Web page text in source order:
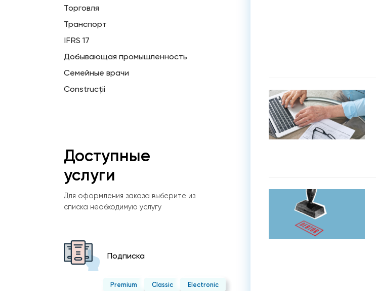
Торговля
Транспорт
IFRS 17
Добывающая промышленность
Семейные врачи
Construcții
Доступные
услуги
Для оформления заказа выберите из
списка необходимую услугу
Подписка
Premium Classic Electronic